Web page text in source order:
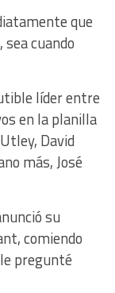
que
cuando
líder entre
en la planilla
David
más, José
su
comiendo
pregunté